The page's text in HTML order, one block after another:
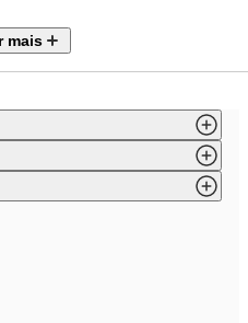
Há mais de 100 anos a
para a sua cozinha. Seus produtos
mais